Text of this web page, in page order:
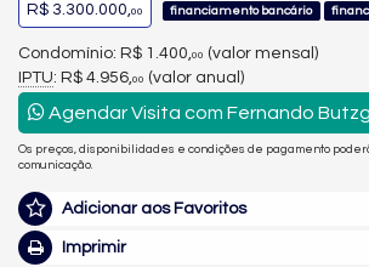
R$ 3.300.000,00 financiamento bancário
Condomínio: R$ 1.400, 00 (valor mensal)
IPTU: R$ 4.956, 00 (valor anual)
Agendar Visita com Fernando
Os preços, disponibilidades e condições de pagamento
comunicação.
Adicionar aos Favoritos
Imprimir